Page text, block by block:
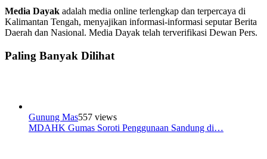
Media Dayak adalah media online terlengkap dan terpercaya di
Kalimantan Tengah, menyajikan informasi-informasi seputar Berita
Daerah dan Nasional. Media Dayak telah terverifikasi Dewan Pers.
Paling Banyak Dilihat
Gunung Mas557 views
MDAHK Gumas Soroti Penggunaan Sandung di…